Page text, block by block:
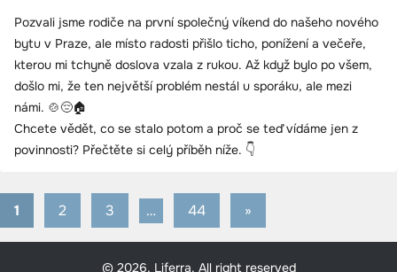
Pozvali jsme rodiče na první společný víkend do našeho nového
bytu v Praze, ale místo radosti přišlo ticho, ponížení a večeře,
kterou mi tchyně doslova vzala z rukou. Až když bylo po všem,
došlo mi, že ten největší problém nestál u sporáku, ale mezi
námi. 🍲😔🏠
Chcete vědět, co se stalo potom a proč se teď vídáme jen z
povinnosti? Přečtěte si celý příběh níže. 👇
Stránkování
příspěvků
1 2 3 … 44
Next
»
© 2026, Liferra. All right reserved